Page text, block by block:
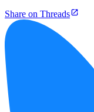
Share on Threads